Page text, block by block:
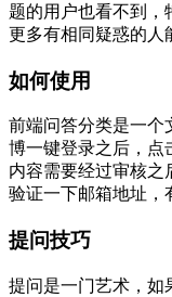
题的用户也看不到，
更多有相同疑惑的人
如何使用
前端问答分类是一个
博一键登录之后，点
内容需要经过审核之
验证一下邮箱地址，
提问技巧
提问是一门艺术，如